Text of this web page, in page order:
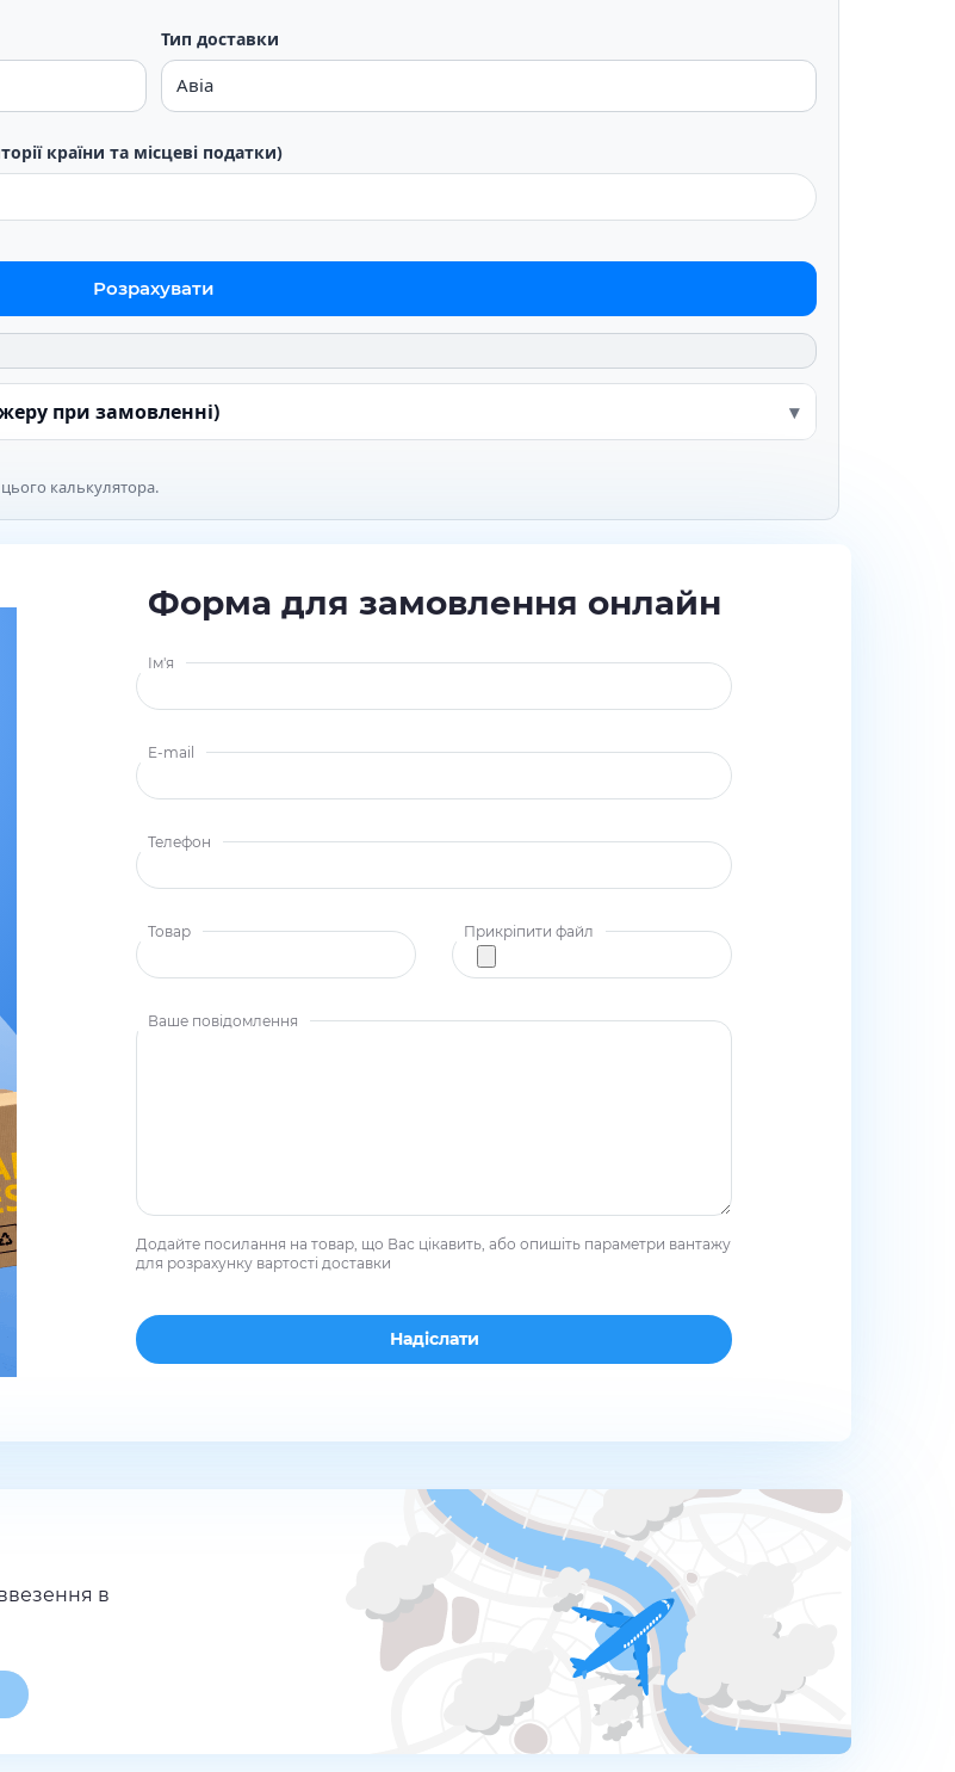
Тип доставки
країни та місцеві податки)
Розрахувати
при замовленні)
калькулятора.
Форма для замовлення онлайн
Ім'я
E-mail
Телефон
Товар Прикріпити файл
Ваше повідомлення
Додайте посилання на товар, що Вас цікавить, або опишіть параметри вантажу
для розрахунку вартості доставки
в